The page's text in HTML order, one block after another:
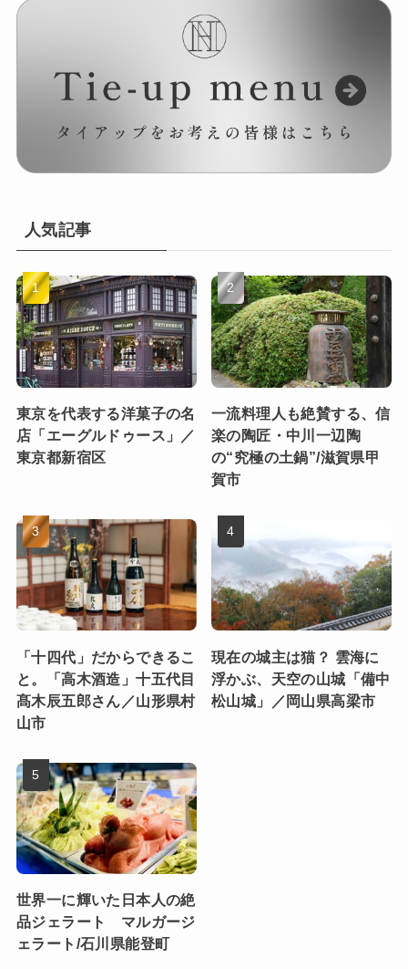
人気記事
東京を代表する洋菓子の名
店「エーグルドゥース」／
東京都新宿区
一流料理人も絶賛する、信
楽の陶匠・中川一辺陶
の“究極の土鍋”/滋賀県甲
賀市
「十四代」だからできるこ
と。「高木酒造」十五代目
髙木辰五郎さん／山形県村
山市
現在の城主は猫？ 雲海に
浮かぶ、天空の山城「備中
松山城」／岡山県高梁市
世界一に輝いた日本人の絶
品ジェラート マルガージ
ェラート/石川県能登町